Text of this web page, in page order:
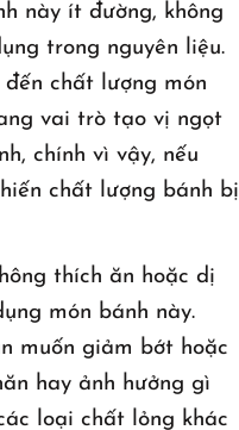
này ít đường, không
trong nguyên liệu.
chất lượng món
vai trò tạo vị ngọt
chính vì vậy, nếu
chất lượng bánh bị
thích ăn hoặc dị
món bánh này.
muốn giảm bớt hoặc
hay ảnh hưởng gì
loại chất lỏng khác